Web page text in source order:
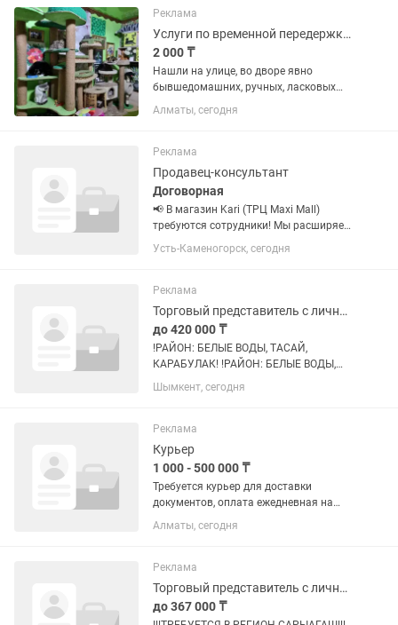
магазин в инстаграмм....
Реклама
Услуги по временной передержке кошек
2 000 ₸
Нашли на улице, во дворе явно
бывшедомашних, ручных, ласковых
котика или кошечку? Соседи
выкинули? Квартиранты съехали и
большим сердцем, хотели бы помочь
хвостикам...
Алматы, сегодня
Реклама
Продавец-консультант
Договорная
📢 В магазин Kari (ТРЦ Maxi Mall)
требуются сотрудники! Мы расширяем
команду и приглашаем на работу
ответственных, активных и
Открытые вакансии: ❗️Администратор
(без...
Усть-Каменогорск, сегодня
Реклама
Торговый представитель с личным автомобилем
до 420 000 ₸
!РАЙОН: БЕЛЫЕ ВОДЫ, ТАСАЙ,
КАРАБУЛАК! !РАЙОН: БЕЛЫЕ ВОДЫ,
ТАСАЙ, КАРАБУЛАК! !РАЙОН: БЕЛЫЕ
ВОДЫ, ТАСАЙ, КАРАБУЛАК! Добро
компания крупнейших
дистрибьюторов, где...
Шымкент, сегодня
Реклама
Курьер
1 000 - 500 000 ₸
Требуется курьер для доставки
документов, оплата ежедневная на
один адрес оплата в сумме 1000 тг.
Минимальная доставка от 5 адресов.
встрече. График работы для курьеров...
Алматы, сегодня
Реклама
Торговый представитель с личным автомобилем
до 367 000 ₸